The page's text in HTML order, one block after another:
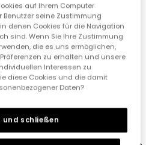
2 3
blanca
auf Ihrem Computer
Benutzer seine Zustimmung
denen Cookies für die Navigation
sind. Wenn Sie Ihre Zustimmung
die es uns ermöglichen,
zu erhalten und unsere
Interessen zu
diese Cookies und die damit
Daten?
und schließen